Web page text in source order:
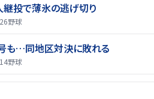
投で薄氷の逃げ切り
野球
も…同地区対決に敗れる
野球